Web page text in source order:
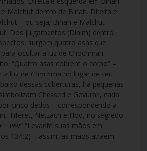
Malchut dentro de Binah. Direita e
– ou seja, Binah e Malchut
Dos julgamentos (Dinim) dentro
surgem quatro asas que
ocultar a luz de Chochmah.
“Quatro asas cobrem o corpo” –
a luz de Chochma no lugar de seu
dessas coberturas, há pequenas
Chessed e Gevurah, cada
cinco dedos – correspondendo a
Tiferet, Netzach e Hod, no segredo
134:2) – assim, as mãos atraem